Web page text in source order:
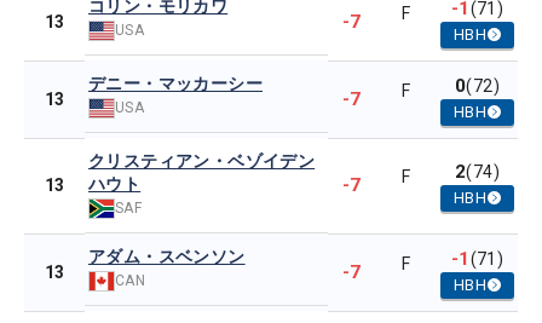
13
コリン・モリカワ
USA -7 F -1(71)
HBH
13
デニー・マッカーシー
USA -7 F 0(72)
HBH
13
クリスティアン・ベゾイデン
ハウト
SAF
-7 F 2(74)
HBH
13
アダム・スベンソン
CAN -7 F -1(71)
HBH